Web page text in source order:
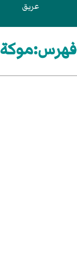
عريق
فهرس:موكة